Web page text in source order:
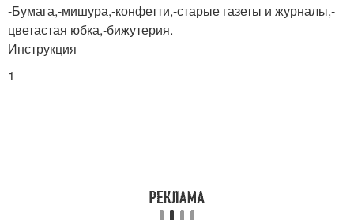
-Бумага,-мишура,-конфетти,-старые газеты и журналы,-
цветастая юбка,-бижутерия.
Инструкция
1